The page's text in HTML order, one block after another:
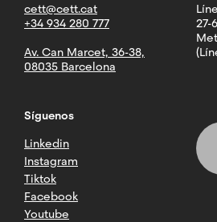
cett@cett.cat
+34 934 280 777
Av. Can Marcet, 36-38,
08035 Barcelona
27-
Síguenos
Linkedin
Instagram
Tiktok
Facebook
Youtube